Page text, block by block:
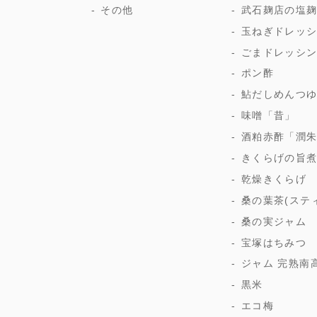
その他
武石麹店の塩麹
玉ねぎドレッ
ごまドレッシ
ポン酢
鮎だしめんつゆ
味噌「昔」
酒粕赤酢「潤朱
きくらげの旨煮
乾燥きくらげ
桑の葉茶(ステ
桑の実ジャム
宝塚はちみつ
ジャム 完熟南
黒米
エコ梅